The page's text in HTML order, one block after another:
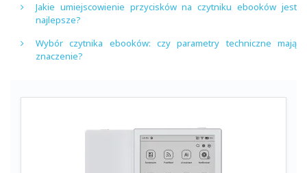
Jakie umiejscowienie przycisków na czytniku ebooków jest
najlepsze?
Wybór czytnika ebooków: czy parametry techniczne mają
znaczenie?